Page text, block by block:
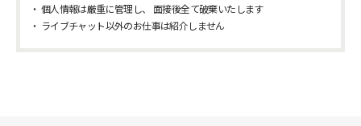
個人情報は厳重に管理し、 面接後全て破棄いたします
ライブチャット以外のお仕事は紹介しません